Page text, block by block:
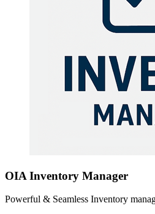
OIA Inventory Manager
Powerful & Seamless Inventory